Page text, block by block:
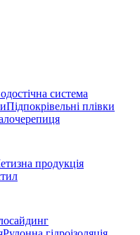
система
Підпокрівельні плівки
продукція